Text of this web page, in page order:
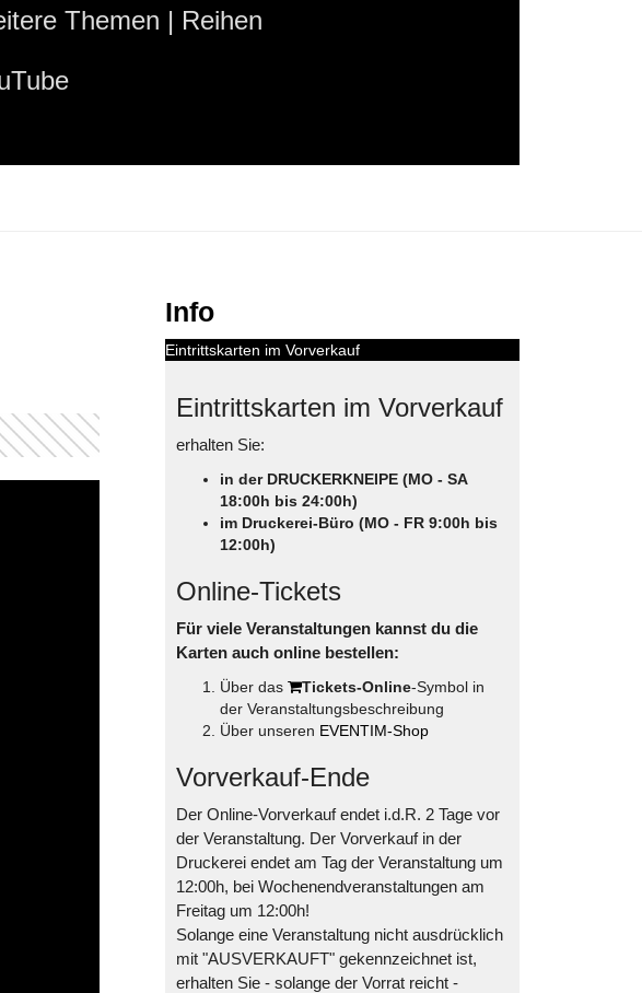
Themen | Reihen
Info
Eintrittskarten im Vorverkauf
Eintrittskarten im Vorverkauf
erhalten Sie:
in der DRUCKERKNEIPE (MO - SA
18:00h bis 24:00h)
im Druckerei-Büro (MO - FR 9:00h bis
12:00h)
Online-Tickets
Für viele Veranstaltungen kannst du die
Karten auch online bestellen:
Über das Tickets-Online-Symbol in
der Veranstaltungsbeschreibung
Über unseren EVENTIM-Shop
Vorverkauf-Ende
Der Online-Vorverkauf endet i.d.R. 2 Tage vor
der Veranstaltung. Der Vorverkauf in der
Druckerei endet am Tag der Veranstaltung um
12:00h, bei Wochenendveranstaltungen am
Freitag um 12:00h!
Solange eine Veranstaltung nicht ausdrücklich
mit "AUSVERKAUFT" gekennzeichnet ist,
erhalten Sie - solange der Vorrat reicht -